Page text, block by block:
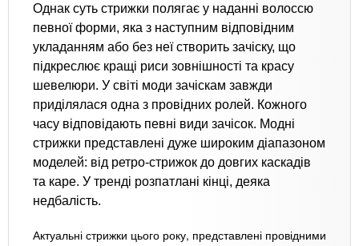
Однак суть стрижки полягає у наданні волоссю
певної форми, яка з наступним відповідним
укладанням або без неї створить зачіску, що
підкреслює кращі риси зовнішності та красу
шевелюри. У світі моди зачіскам завжди
приділялася одна з провідних ролей. Кожного
часу відповідають певні види зачісок. Модні
стрижки представлені дуже широким діапазоном
моделей: від ретро-стрижок до довгих каскадів
та каре. У тренді розпатлані кінці, деяка
недбалість.
Актуальні стрижки цього року, представлені провідними